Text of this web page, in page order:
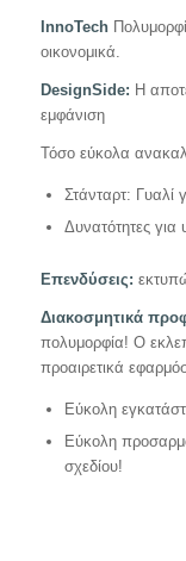
InnoTech
οικονομικά.
DesignSide: Η
εμφάνιση
Τόσο εύκολα
Στάνταρτ: Γυαλί
Δυνατότητες για
Επενδύσεις:
Διακοσμητικά
πολυμορφία! Ο
προαιρετικά
Εύκολη
Εύκολη
σχεδίου!